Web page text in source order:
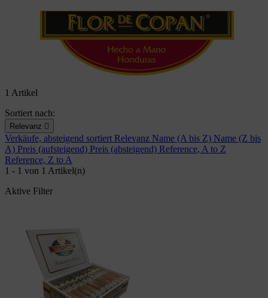
1 Artikel
Sortiert nach:
Relevanz 
Verkäufe, absteigend sortiert Relevanz Name (A bis Z) Name (Z bis
A) Preis (aufsteigend) Preis (absteigend) Reference, A to Z
Reference, Z to A
1 - 1 von 1 Artikel(n)
Aktive Filter